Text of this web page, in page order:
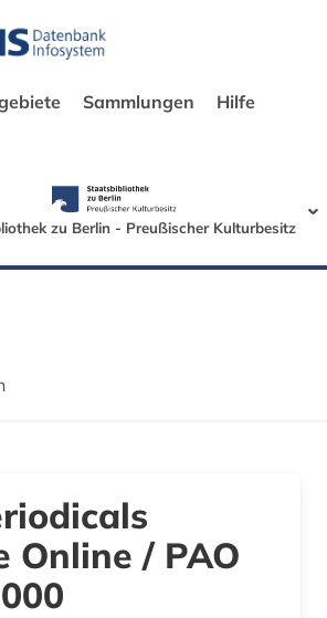
Sammlungen Hilfe
zu Berlin - Preußischer Kulturbesitz
Online / PAO